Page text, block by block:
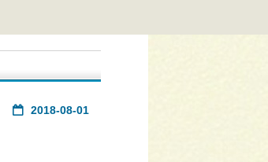
2018-08-01